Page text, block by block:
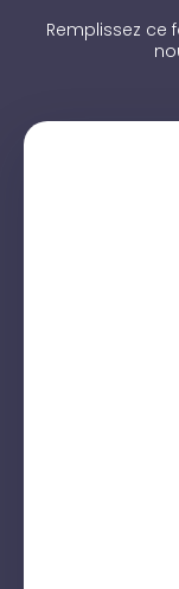
Remplissez ce